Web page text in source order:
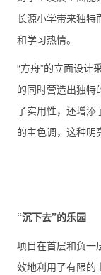
长源小学带来独特
和学习热情。
“方舟”的立面设计
的同时营造出独特
了实用性，还增添
的主色调，这种明
“沉下去”的乐园
项目在首层和负一
效地利用了有限的